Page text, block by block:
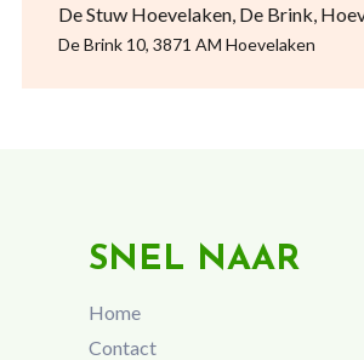
De Stuw Hoevelaken, De Brink,
De Brink 10, 3871 AM Hoevelaken
SNEL NAAR
Home
Contact